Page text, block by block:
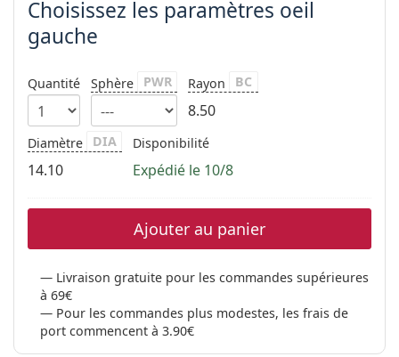
Choisissez les paramètres oeil
gauche
Quantité Sphère PWR Rayon BC
8.50
Diamètre DIA
14.10
Disponibilité
Expédié le 10/8
Ajouter au panier
Livraison gratuite pour les commandes supérieures
à 69€
Pour les commandes plus modestes, les frais de
port commencent à 3.90€